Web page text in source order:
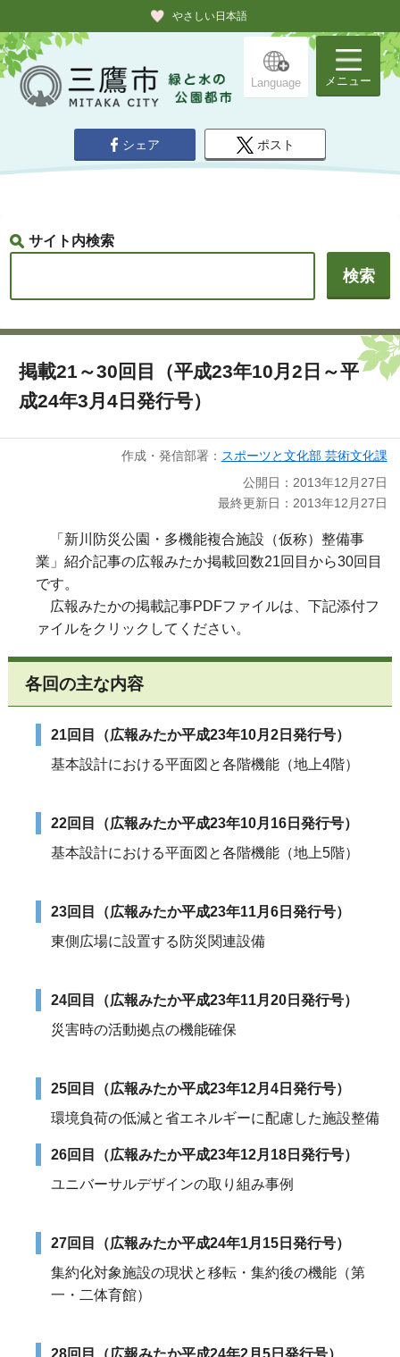
やさしい日本語
Language メニュー
シェア ポスト
サイト内検索
掲載21～30回目（平成23年10月2日～平
成24年3月4日発行号）
作成・発信部署： スポーツと文化部 芸術文化課
公開日：2013年12月27日
最終更新日：2013年12月27日
「新川防災公園・多機能複合施設（仮称）整備事
業」紹介記事の広報みたか掲載回数21回目から30回目
です。
広報みたかの掲載記事PDFファイルは、下記添付フ
ァイルをクリックしてください。
各回の主な内容
21回目（広報みたか平成23年10月2日発行号）
基本設計における平面図と各階機能（地上4階）
22回目（広報みたか平成23年10月16日発行号）
基本設計における平面図と各階機能（地上5階）
23回目（広報みたか平成23年11月6日発行号）
東側広場に設置する防災関連設備
24回目（広報みたか平成23年11月20日発行号）
災害時の活動拠点の機能確保
25回目（広報みたか平成23年12月4日発行号）
環境負荷の低減と省エネルギーに配慮した施設整備
26回目（広報みたか平成23年12月18日発行号）
ユニバーサルデザインの取り組み事例
27回目（広報みたか平成24年1月15日発行号）
集約化対象施設の現状と移転・集約後の機能（第
一・二体育館）